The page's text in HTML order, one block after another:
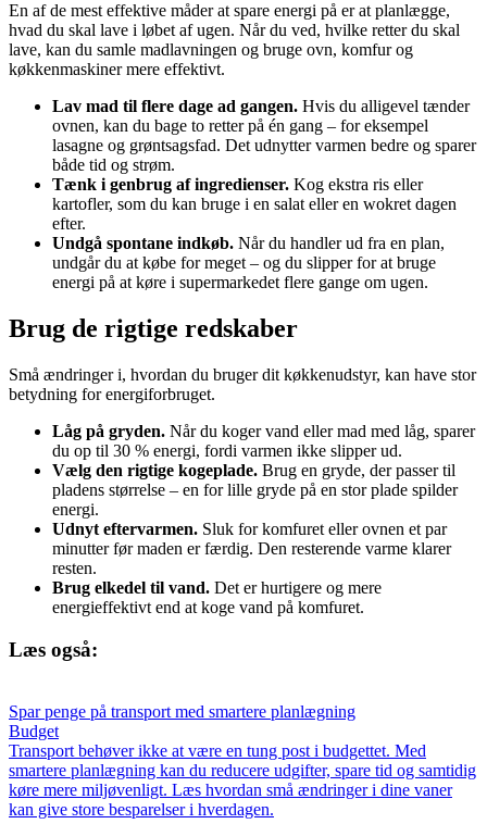
En af de mest effektive måder at spare energi på er at planlægge,
hvad du skal lave i løbet af ugen. Når du ved, hvilke retter du skal
lave, kan du samle madlavningen og bruge ovn, komfur og
køkkenmaskiner mere effektivt.
Lav mad til flere dage ad gangen. Hvis du alligevel tænder
ovnen, kan du bage to retter på én gang – for eksempel
lasagne og grøntsagsfad. Det udnytter varmen bedre og sparer
både tid og strøm.
Tænk i genbrug af ingredienser. Kog ekstra ris eller
kartofler, som du kan bruge i en salat eller en wokret dagen
efter.
Undgå spontane indkøb. Når du handler ud fra en plan,
undgår du at købe for meget – og du slipper for at bruge
energi på at køre i supermarkedet flere gange om ugen.
Brug de rigtige redskaber
Små ændringer i, hvordan du bruger dit køkkenudstyr, kan have stor
betydning for energiforbruget.
Låg på gryden. Når du koger vand eller mad med låg, sparer
du op til 30 % energi, fordi varmen ikke slipper ud.
Vælg den rigtige kogeplade. Brug en gryde, der passer til
pladens størrelse – en for lille gryde på en stor plade spilder
energi.
Udnyt eftervarmen. Sluk for komfuret eller ovnen et par
minutter før maden er færdig. Den resterende varme klarer
resten.
Brug elkedel til vand. Det er hurtigere og mere
energieffektivt end at koge vand på komfuret.
Læs også:
Spar penge på transport med smartere planlægning
Budget
Transport behøver ikke at være en tung post i budgettet. Med
smartere planlægning kan du reducere udgifter, spare tid og samtidig
køre mere miljøvenligt. Læs hvordan små ændringer i dine vaner
kan give store besparelser i hverdagen.